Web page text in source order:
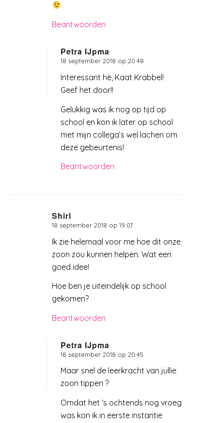
Beantwoorden
Petra IJpma
zegt:
18 september 2018 op 20:48
Interessant hè, Kaat Krabbel!
Geef het door!!
Gelukkig was ik nog op tijd op
school en kon ik later op school
met mijn collega’s wel lachen om
deze gebeurtenis!
Beantwoorden
Shirl
zegt:
18 september 2018 op 19:07
Ik zie helemaal voor me hoe dit onze
zoon zou kunnen helpen. Wat een
goed idee!
Hoe ben je uiteindelijk op school
gekomen?
Beantwoorden
Petra IJpma
zegt:
18 september 2018 op 20:45
Maar snel de leerkracht van jullie
zoon tippen ?
Omdat het ‘s ochtends nog vroeg
was kon ik in eerste instantie